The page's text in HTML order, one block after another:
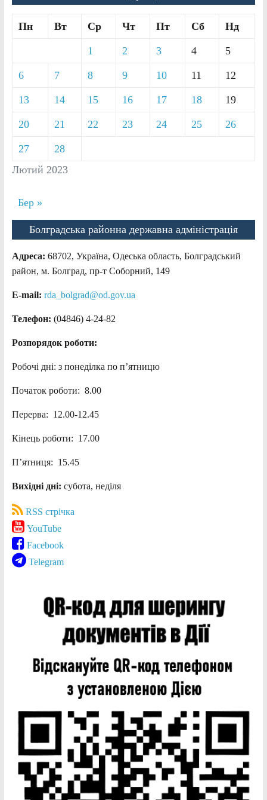
Лютий 2023
Пн Вт Ср Чт Пт Сб Нд
1 2 3 4 5
6 7 8 9 10 11 12
13 14 15 16 17 18 19
20 21 22 23 24 25 26
27 28
Бер »
Болградська районна державна адміністрація
Адреса: 68702, Україна, Одеська область, Болградський
район, м. Болград, пр-т Соборний, 149
E-mail: rda_bolgrad@od.gov.ua
Телефон: (04846) 4-24-82
Розпорядок роботи:
Робочі дні: з понеділка по п’ятницю
Початок роботи: 8.00
Перерва: 12.00-12.45
Кінець роботи: 17.00
П’ятниця: 15.45
Вихідні дні: субота, неділя
RSS стрічка
YouTube
Facebook
Telegram